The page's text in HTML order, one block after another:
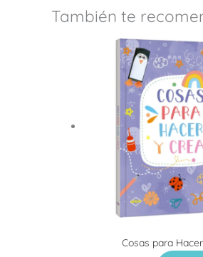
También te
Cosas para